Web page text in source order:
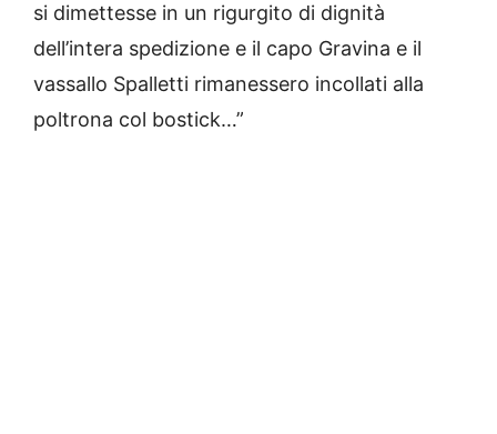
si dimettesse in un rigurgito di dignità
dell’intera spedizione e il capo Gravina e il
vassallo Spalletti rimanessero incollati alla
poltrona col bostick…”